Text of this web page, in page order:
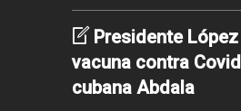
Presidente
vacuna contra
cubana Abdala